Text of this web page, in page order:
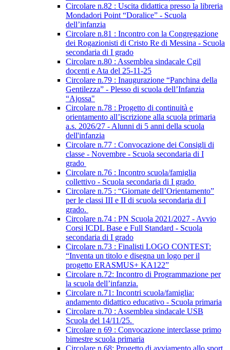
Circolare n.82 : Uscita didattica presso la libreria
Mondadori Point “Doralice” - Scuola
dell’infanzia
Circolare n.81 : Incontro con la Congregazione
dei Rogazionisti di Cristo Re di Messina - Scuola
secondaria di I grado
Circolare n.80 : Assemblea sindacale Cgil
docenti e Ata del 25-11-25
Circolare n.79 : Inaugurazione “Panchina della
Gentilezza” - Plesso di scuola dell’Infanzia
“Ajossa"
Circolare n.78 : Progetto di continuità e
orientamento all’iscrizione alla scuola primaria
a.s. 2026/27 - Alunni di 5 anni della scuola
dell'infanzia
Circolare n.77 : Convocazione dei Consigli di
classe - Novembre - Scuola secondaria di I
grado
Circolare n.76 : Incontro scuola/famiglia
collettivo - Scuola secondaria di I grado
Circolare n.75 : “Giornate dell’Orientamento”
per le classi III e II di scuola secondaria di I
grado.
Circolare n.74 : PN Scuola 2021/2027 - Avvio
Corsi ICDL Base e Full Standard - Scuola
secondaria di I grado
Circolare n.73 : Finalisti LOGO CONTEST:
“Inventa un titolo e disegna un logo per il
progetto ERASMUS+ KA122”
Circolare n.72: Incontro di Programmazione per
la scuola dell’infanzia.
Circolare n.71: Incontri scuola/famiglia:
andamento didattico educativo - Scuola primaria
Circolare n.70 : Assemblea sindacale USB
Scuola del 14/11/25.
Circolare n 69 : Convocazione interclasse primo
bimestre scuola primaria